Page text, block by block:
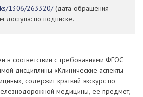
1306/263320/(дата обращения
по подписке.
в соответствии с требованиями ФГОС
дисциплины «Клинические аспекты
содержит краткий экскурс по
медицины, ее предмет,